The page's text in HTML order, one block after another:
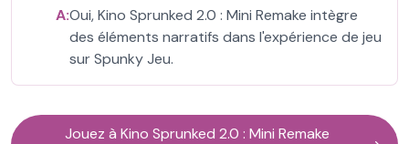
A:Oui, Kino Sprunked 2.0 : Mini Remake intègre
des éléments narratifs dans l'expérience de jeu
sur Spunky Jeu.
Jouez à Kino Sprunked 2.0 : Mini Remake